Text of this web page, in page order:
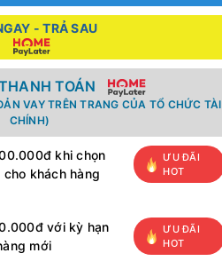
- TRẢ SAU
TOÁN
VAY TRÊN TRANG CỦA TỔ CHỨC TÀI
CHÍNH)
khi chọn
khách hàng
ƯU ĐÃI
HOT
với kỳ hạn
mới
ƯU ĐÃI
HOT